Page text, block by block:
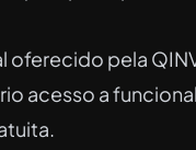
oferecido pela
acesso a